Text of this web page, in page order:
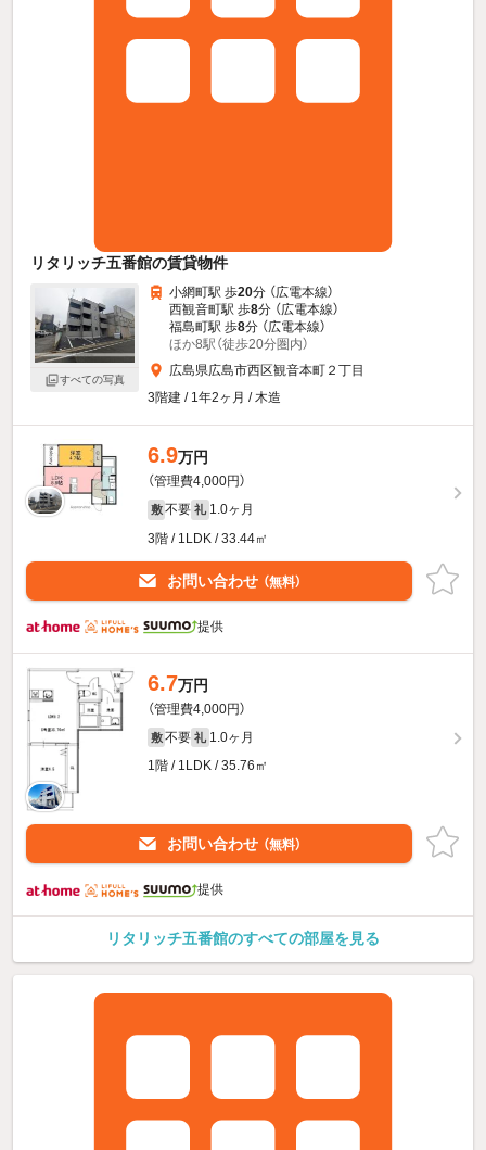
リタリッチ五番館の賃貸物件
すべての写真
小網町駅 歩20分 （広電本線）
西観音町駅 歩8分 （広電本線）
福島町駅 歩8分 （広電本線）
ほか8駅（徒歩20分圏内）
広島県広島市西区観音本町２丁目
3階建 / 1年2ヶ月 / 木造
6.9万円
（管理費4,000円）
敷 不要 礼 1.0ヶ月
3階 / 1LDK / 33.44㎡
お問い合わせ （無料）
提供
6.7万円
（管理費4,000円）
敷 不要 礼 1.0ヶ月
1階 / 1LDK / 35.76㎡
お問い合わせ （無料）
提供
リタリッチ五番館のすべての部屋を見る